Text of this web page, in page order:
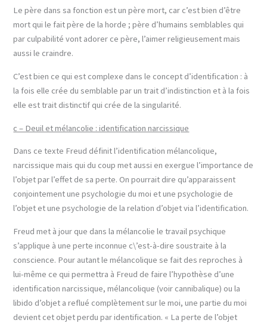
Le père dans sa fonction est un père mort, car c’est bien d’être
mort qui le fait père de la horde ; père d’humains semblables qui
par culpabilité vont adorer ce père, l’aimer religieusement mais
aussi le craindre.
C’est bien ce qui est complexe dans le concept d’identification : à
la fois elle crée du semblable par un trait d’indistinction et à la fois
elle est trait distinctif qui crée de la singularité.
c – Deuil et mélancolie : identification narcissique
Dans ce texte Freud définit l’identification mélancolique,
narcissique mais qui du coup met aussi en exergue l’importance de
l’objet par l’effet de sa perte. On pourrait dire qu’apparaissent
conjointement une psychologie du moi et une psychologie de
l’objet et une psychologie de la relation d’objet via l’identification.
Freud met à jour que dans la mélancolie le travail psychique
s’applique à une perte inconnue c\’est-à-dire soustraite à la
conscience. Pour autant le mélancolique se fait des reproches à
lui-même ce qui permettra à Freud de faire l’hypothèse d’une
identification narcissique, mélancolique (voir cannibalique) ou la
libido d’objet a reflué complètement sur le moi, une partie du moi
devient cet objet perdu par identification. « La perte de l’objet